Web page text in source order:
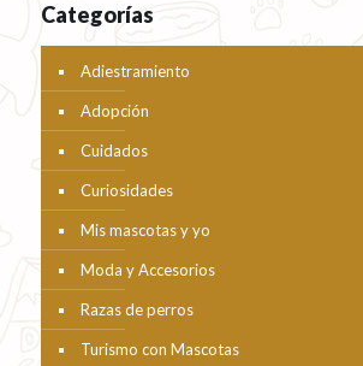
Categorías
Adiestramiento
Adopción
Cuidados
Curiosidades
Mis mascotas y yo
Moda y Accesorios
Razas de perros
Turismo con Mascotas